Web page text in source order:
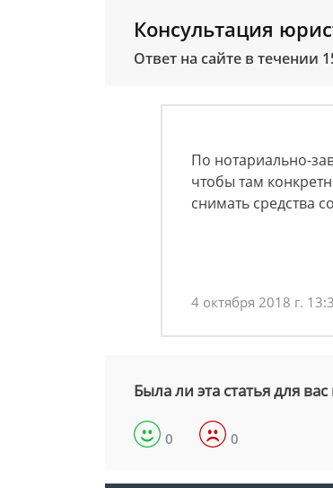
Консультация
Ответ на сайте в течении
По нотариально-
чтобы там
снимать средства
4 октября 2018 г.
Была ли эта статья для
0 0